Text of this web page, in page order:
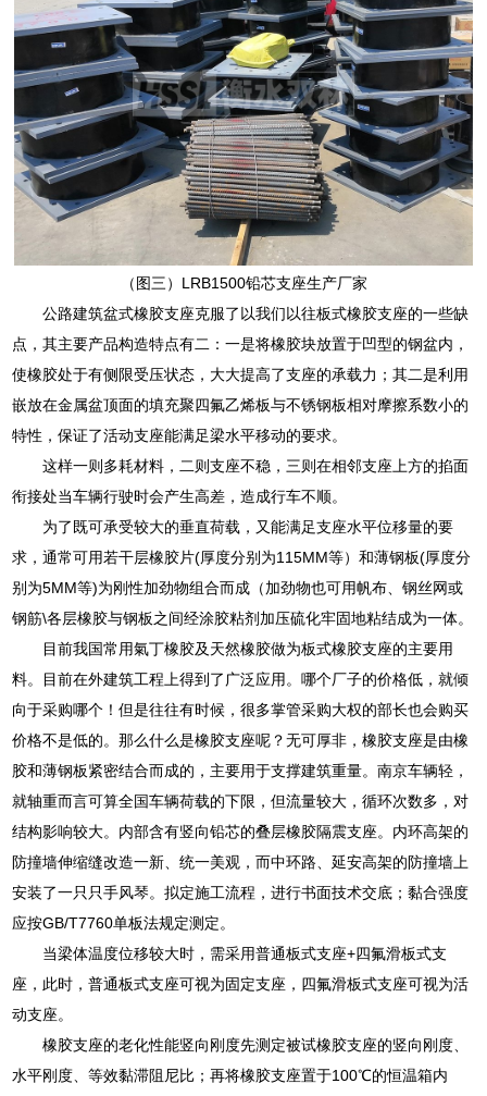
（图三）LRB1500铅芯支座生产厂家
公路建筑盆式橡胶支座克服了以我们以往板式橡胶支座的一些缺
点，其主要产品构造特点有二：一是将橡胶块放置于凹型的钢盆内，
使橡胶处于有侧限受压状态，大大提高了支座的承载力；其二是利用
嵌放在金属盆顶面的填充聚四氟乙烯板与不锈钢板相对摩擦系数小的
特性，保证了活动支座能满足梁水平移动的要求。
这样一则多耗材料，二则支座不稳，三则在相邻支座上方的掐面
衔接处当车辆行驶时会产生高差，造成行车不顺。
为了既可承受较大的垂直荷载，又能满足支座水平位移量的要
求，通常可用若干层橡胶片(厚度分别为115MM等）和薄钢板(厚度分
别为5MM等)为刚性加劲物组合而成（加劲物也可用帆布、钢丝网或
钢筋\各层橡胶与钢板之间经涂胶粘剂加压硫化牢固地粘结成为一体。
目前我国常用氣丁橡胶及天然橡胶做为板式橡胶支座的主要用
料。目前在外建筑工程上得到了广泛应用。哪个厂子的价格低，就倾
向于采购哪个！但是往往有时候，很多掌管采购大权的部长也会购买
价格不是低的。那么什么是橡胶支座呢？无可厚非，橡胶支座是由橡
胶和薄钢板紧密结合而成的，主要用于支撑建筑重量。南京车辆轻，
就轴重而言可算全国车辆荷载的下限，但流量较大，循环次数多，对
结构影响较大。内部含有竖向铅芯的叠层橡胶隔震支座。内环高架的
防撞墙伸缩缝改造一新、统一美观，而中环路、延安高架的防撞墙上
安装了一只只手风琴。拟定施工流程，进行书面技术交底；黏合强度
应按GB/T7760单板法规定测定。
当梁体温度位移较大时，需采用普通板式支座+四氟滑板式支
座，此时，普通板式支座可视为固定支座，四氟滑板式支座可视为活
动支座。
橡胶支座的老化性能竖向刚度先测定被试橡胶支座的竖向刚度、
水平刚度、等效黏滞阻尼比；再将橡胶支座置于100℃的恒温箱内